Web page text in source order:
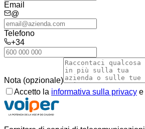
Email
@
Telefono
+34
Nota (opzionale)
Accetto la informativa sulla privacy e